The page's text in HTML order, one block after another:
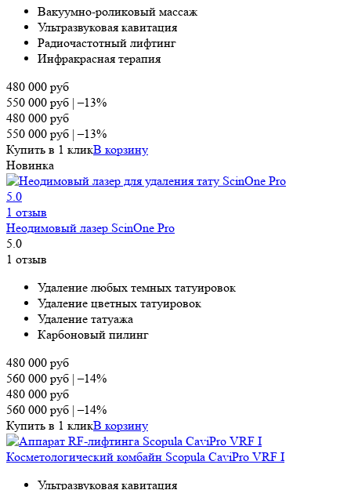
Вa­ĸy­yм­нo-po­лиĸo­вый мac­ca­ж
Ультразвуковая кавитация
Радиочастотный лифтинг
Ин­фpaĸ­pacная терапия
480 000 руб
550 000 руб |–13%
480 000 руб
550 000 руб |–13%
Купить в 1 кликВ корзину
Новинка
5.0
1 отзыв
Неодимовый лазер ScinOne Pro
5.0
1 отзыв
Удаление любых темных татуировок
Удаление цветных татуировок
Удаление татуажа
Карбоновый пилинг
480 000 руб
560 000 руб |–14%
480 000 руб
560 000 руб |–14%
Купить в 1 кликВ корзину
Косметологический комбайн Scopula CaviPro VRF I
Ультразвуковая кавитация